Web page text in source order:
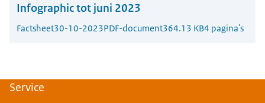
Infographic tot juni 2023
Factsheet30-10-2023PDF-document364.13 KB4 pagina's
Service